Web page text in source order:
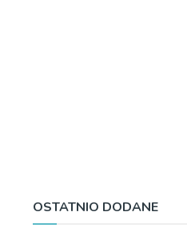
OSTATNIO DODANE